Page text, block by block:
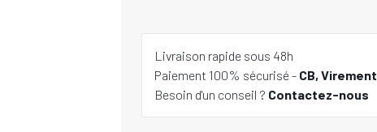
Livraison rapide sous 48h
Paiement 100% sécurisé - CB, Virement
Besoin d'un conseil ? Contactez-nous